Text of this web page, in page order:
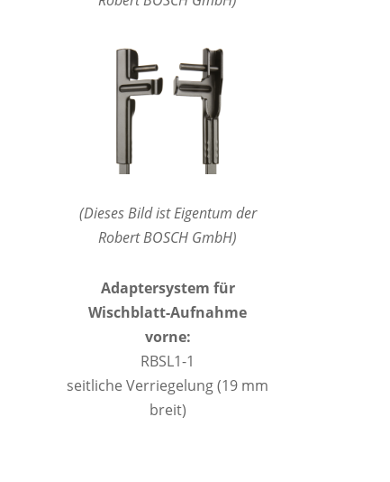
(Dieses Bild ist Eigentum der
Robert BOSCH GmbH)
Adaptersystem für
Wischblatt-Aufnahme
vorne:
RBSL1-1
seitliche Verriegelung (19 mm
breit)